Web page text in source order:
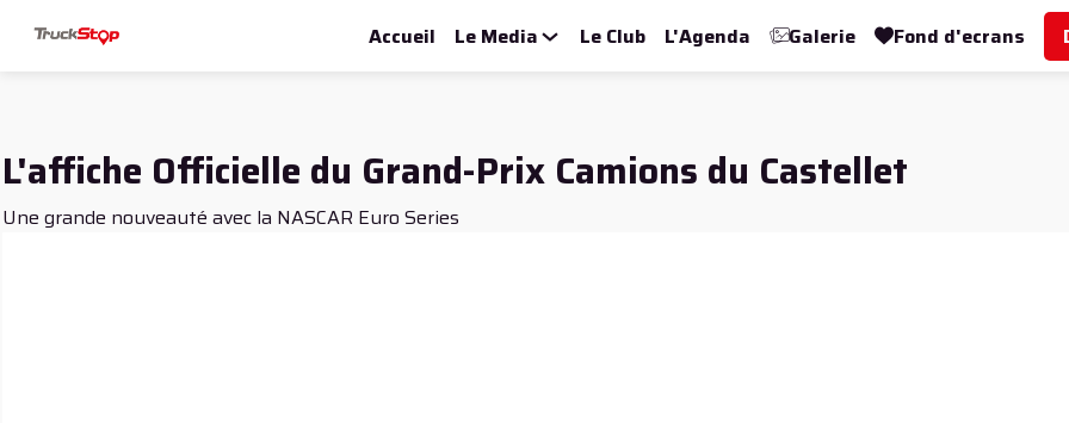
Accueil Le Media Le Club L'Agenda Galerie Fond d'ecrans
L'affiche Officielle du Grand-Prix Camions du Castellet
Une grande nouveauté avec la NASCAR Euro Series